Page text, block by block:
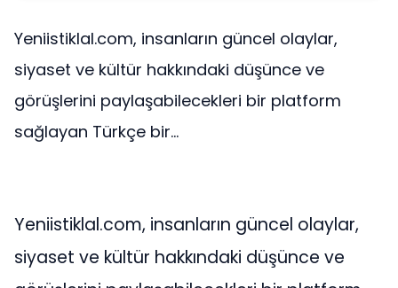
Yeniistiklal.com, insanların güncel olaylar,
siyaset ve kültür hakkındaki düşünce ve
görüşlerini paylaşabilecekleri bir platform
sağlayan Türkçe bir...
Yeniistiklal.com, insanların güncel olaylar,
siyaset ve kültür hakkındaki düşünce ve